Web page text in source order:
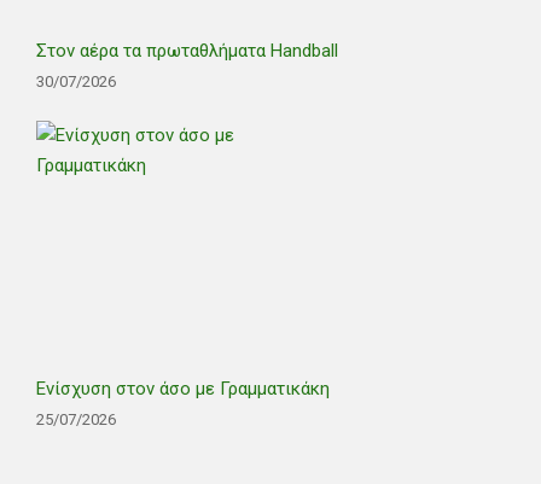
Στον αέρα τα πρωταθλήματα Handball
30/07/2026
Ενίσχυση στον άσο με Γραμματικάκη
25/07/2026